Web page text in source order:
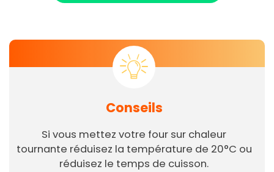
Conseils
Si vous mettez votre four sur chaleur
tournante réduisez la température de 20°C ou
réduisez le temps de cuisson.